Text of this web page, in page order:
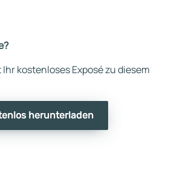
kostenloses Exposé zu diesem
herunterladen